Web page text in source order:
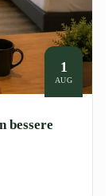
1
AUG
bessere